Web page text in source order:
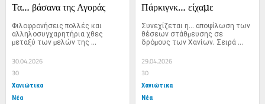
Τα… βάσανα της Αγοράς
Φιλοφρονήσεις πολλές και
αλληλοσυγχαρητήρια χθες
µεταξύ των µελών της
∆ηµοτικής Αρχής, για τα «όσα...
30.04.2026
30
Χανιώτικα
Νέα
Πάρκιγνκ… είχαµε
Συνεχίζεται η… αποψίλωση των
θέσεων στάθµευσης σε
δρόµους των Χανίων. Σειρά
χθες, είχαν περίπου...
29.04.2026
30
Χανιώτικα
Νέα